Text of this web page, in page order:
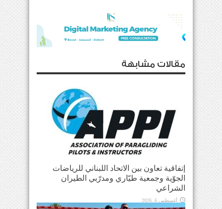
مقالات مشابهة
إتفاقية تعاون بين الاتحاد اللبناني للرياضات
الجوّية وجمعية طيّاري ومدرّبي الطيران
الشراعي
أغسطس 6, 2026